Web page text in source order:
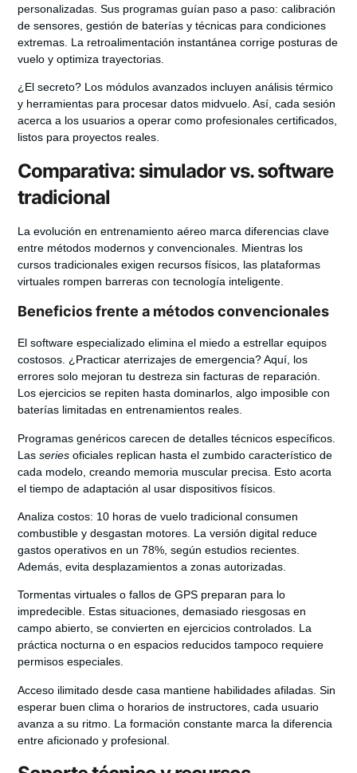
personalizadas. Sus programas guían paso a paso: calibración
de sensores, gestión de baterías y técnicas para condiciones
extremas. La retroalimentación instantánea corrige posturas de
vuelo y optimiza trayectorias.
¿El secreto? Los módulos avanzados incluyen análisis térmico
y herramientas para procesar datos midvuelo. Así, cada sesión
acerca a los usuarios a operar como profesionales certificados,
listos para proyectos reales.
Comparativa: simulador vs. software
tradicional
La evolución en entrenamiento aéreo marca diferencias clave
entre métodos modernos y convencionales. Mientras los
cursos tradicionales exigen recursos físicos, las plataformas
virtuales rompen barreras con tecnología inteligente.
Beneficios frente a métodos convencionales
Elsoftware especializado elimina el miedo a estrellar equipos
costosos. ¿Practicar aterrizajes de emergencia? Aquí, los
errores solo mejoran tu destreza sin facturas de reparación.
Los ejercicios se repiten hasta dominarlos, algo imposible con
baterías limitadas en entrenamientos reales.
Programas genéricos carecen de detalles técnicos específicos.
Lasseries oficiales replican hasta el zumbido característico de
cada modelo, creando memoria muscular precisa. Esto acorta
el tiempo de adaptación al usar dispositivos físicos.
Analiza costos: 10 horas de vuelo tradicional consumen
combustible y desgastan motores. La versión digital reduce
gastos operativos en un 78%, según estudios recientes.
Además, evita desplazamientos a zonas autorizadas.
Tormentas virtuales o fallos de GPS preparan para lo
impredecible. Estas situaciones, demasiado riesgosas en
campo abierto, se convierten en ejercicios controlados. La
práctica nocturna o en espacios reducidos tampoco requiere
permisos especiales.
Acceso ilimitado desde casa mantiene habilidades afiladas. Sin
esperar buen clima o horarios de instructores, cada usuario
avanza a su ritmo. La formación constante marca la diferencia
entre aficionado y profesional.